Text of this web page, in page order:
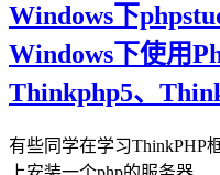
Windows下
Windows下使用
Thinkphp5、
有些同学在学习ThinkPHP